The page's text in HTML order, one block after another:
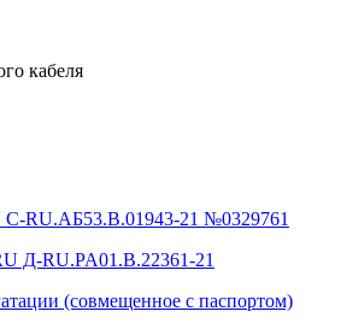
кабеля
RU.АБ53.В.01943-21 №0329761
Д-RU.PA01.B.22361-21
(совмещенное с паспортом)